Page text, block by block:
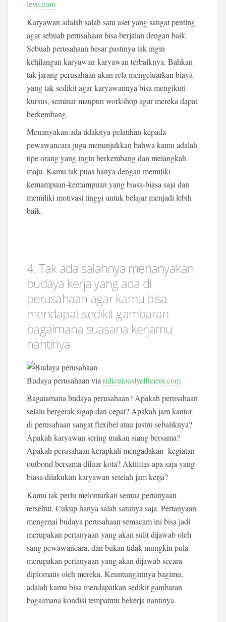
levo.com
Karyawan adalah salah satu aset yang sangat penting
agar sebuah perusahaan bisa berjalan dengan baik.
Sebuah perusahaan besar pastinya tak ingin
kehilangan karyawan-karyawan terbaiknya. Bahkan
tak jarang perusahaan akan rela mengeluarkan biaya
yang tak sedikit agar karyawannya bisa mengikuti
kursus, seminar maupun workshop agar mereka dapat
berkembang.
Menanyakan ada tidaknya pelatihan kepada
pewawancara juga menunjukkan bahwa kamu adalah
tipe orang yang ingin berkembang dan melangkah
maju. Kamu tak puas hanya dengan memiliki
kemampuan-kemampuan yang biasa-biasa saja dan
memiliki motivasi tinggi untuk belajar menjadi lebih
baik.
4. Tak ada salahnya menanyakan
budaya kerja yang ada di
perusahaan agar kamu bisa
mendapat sedikit gambaran
bagaimana suasana kerjamu
nantinya
Budaya perusahaan viaridiculouslyefficient.com
Bagaiamana budaya perusahaan? Apakah perusahaan
selalu bergerak sigap dan cepat? Apakah jam kantor
di perusahaan sangat flexibel atau justru sebaliknya?
Apakah karyawan sering makan siang bersama?
Apakah perusahaan kerapkali mengadakan kegiatan
outbond bersama diluar kota? Aktifitas apa saja yang
biasa dilakukan karyawan setelah jam kerja?
Kamu tak perlu melontarkan semua pertanyaan
tersebut. Cukup hanya salah satunya saja. Pertanyaan
mengenai budaya perusahaan semacam ini bisa jadi
merupakan pertanyaan yang akan sulit dijawab oleh
sang pewawancara, dan bukan tidak mungkin pula
merupakan pertanyaan yang akan dijawab secara
diplomatis oleh mereka. Keuntungannya bagimu,
adalah kamu bisa mendapatkan sedikit gambaran
bagaimana kondisi tempatmu bekerja nantinya.